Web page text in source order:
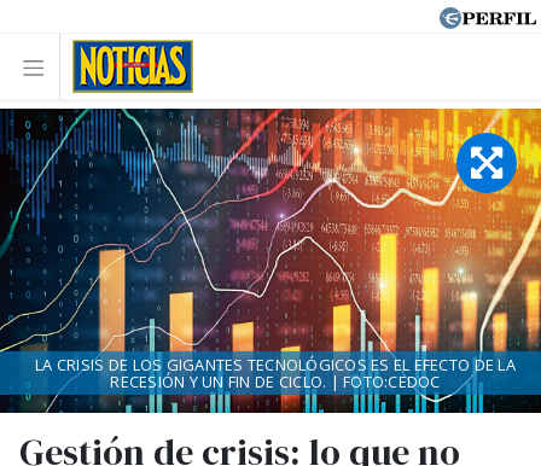
Gestión de crisis: lo que no
LA CRISIS DE LOS GIGANTES TECNOLÓGICOS ES EL EFECTO DE LA
RECESIÓN Y UN FIN DE CICLO. | FOTO:CEDOC